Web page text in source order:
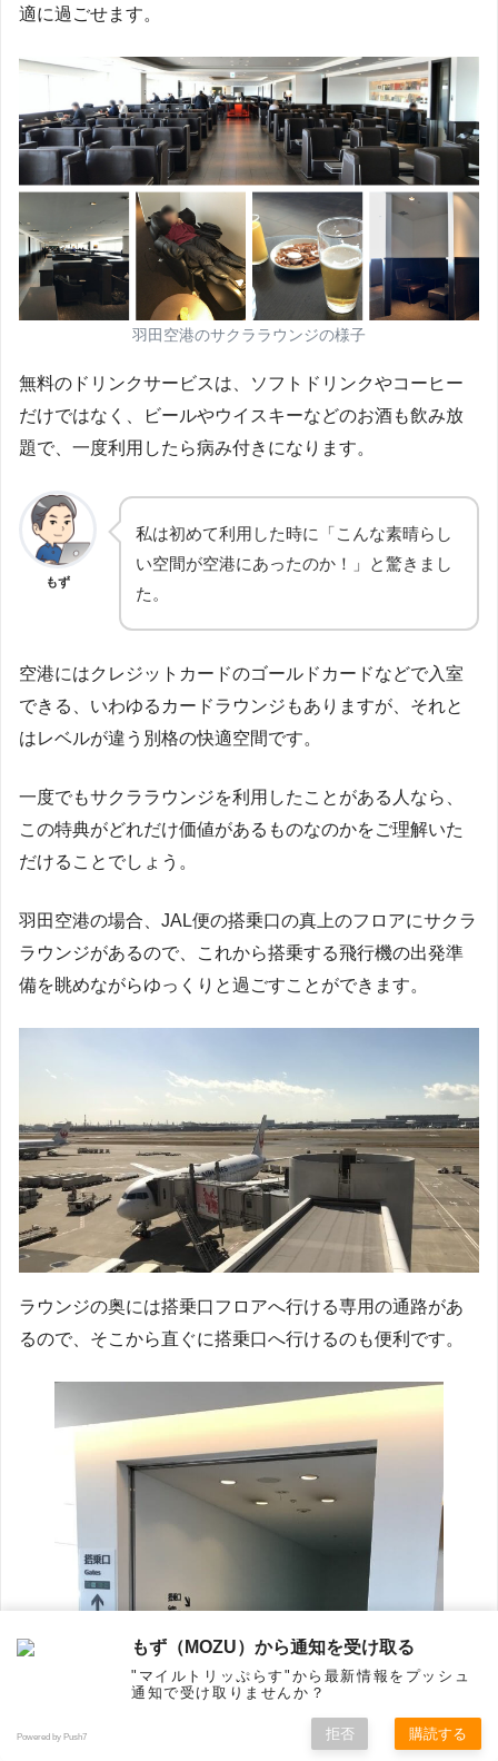
適に過ごせます。
羽田空港のサクララウンジの様子
無料のドリンクサービスは、ソフトドリンクやコーヒー
だけではなく、ビールやウイスキーなどのお酒も飲み放
題で、一度利用したら病み付きになります。
もず
私は初めて利用した時に「こんな素晴らし
い空間が空港にあったのか！」と驚きまし
た。
空港にはクレジットカードのゴールドカードなどで入室
できる、いわゆるカードラウンジもありますが、それと
はレベルが違う別格の快適空間です。
一度でもサクララウンジを利用したことがある人なら、
この特典がどれだけ価値があるものなのかをご理解いた
だけることでしょう。
羽田空港の場合、JAL便の搭乗口の真上のフロアにサクラ
ラウンジがあるので、これから搭乗する飛行機の出発準
備を眺めながらゆっくりと過ごすことができます。
ラウンジの奥には搭乗口フロアへ行ける専用の通路があ
るので、そこから直ぐに搭乗口へ行けるのも便利です。
ホーム メニュー トップ
もず（MOZU）から通知を受け取る
"マイルトリッぷらす"から最新情報をプッシュ
通知で受け取りませんか？
Powered by Push7 拒否 購読する